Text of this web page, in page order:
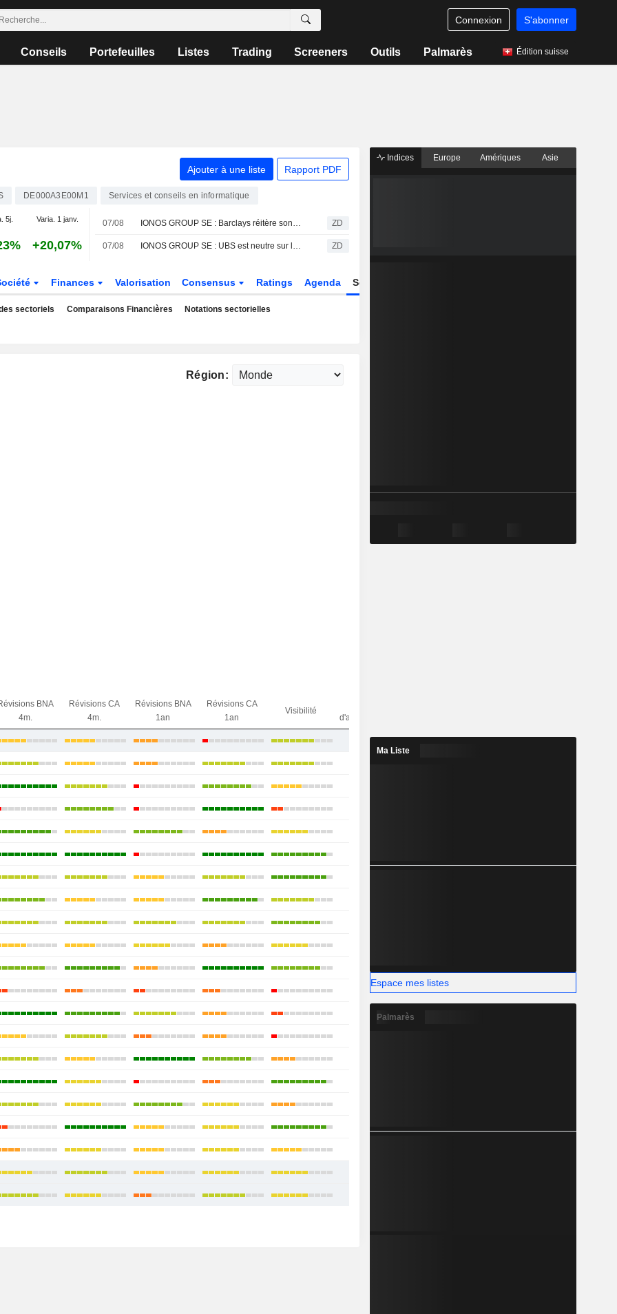
Connexion S'abonner
Conseils Portefeuilles Listes Trading Screeners Outils Palmarès Édition suisse
Ajouter à une liste Rapport PDF
DE000A3E00M1 Services et conseils en informatique
5j. Varia. 1 janv.
+20,07%
07/08 IONOS GROUP SE : Barclays réitère son opinion positive sur le titre ZD
07/08 IONOS GROUP SE : UBS est neutre sur le titre ZD
Finances Valorisation Consensus Ratings Agenda Secteur
sectoriels Comparaisons Financières Notations sectorielles
Région:
BNA
4m.
Révisions CA
4m.
Révisions BNA
1an
Révisions CA
1an
Visibilité
d'analystes
Indices Europe Amériques Asie
Ma Liste
Espace mes listes
Palmarès